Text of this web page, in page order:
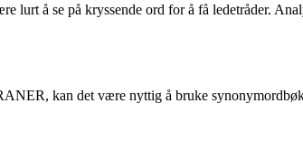
å se på kryssende ord for å få ledetråder.
kan det være nyttig å bruke